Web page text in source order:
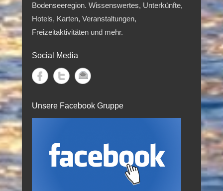
Bodenseeregion. Wissenswertes, Unterkünfte,
Hotels, Karten, Veranstaltungen,
Freizeitaktivitäten und mehr.
Social Media
Unsere Facebook Gruppe